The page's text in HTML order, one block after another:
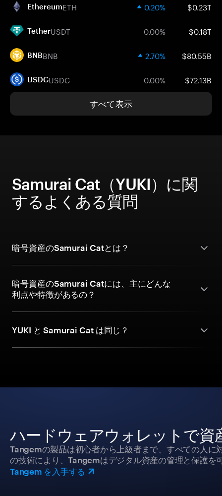
EthereumETH 0.20% $0.23T
TetherUSDT 0.00% $0.18T
BNBBNB 2.70% $80.55B
USDCUSDC 0.00% $72.13B
すべて表示
Samurai Cat（YUKI）に関
するよくある質問
暗号資産のSamurai Catとは？
暗号資産のSamurai Catには、主にどんな
利点や特徴があるの？
YUKI と Samurai Cat は同じ？
ハードウェアウォレットで資
Tangemの製品は初心者から上級者まで、すべての人に
の技術により、Tangemはデジタル資産の管理と保護を
Tangem を入手する